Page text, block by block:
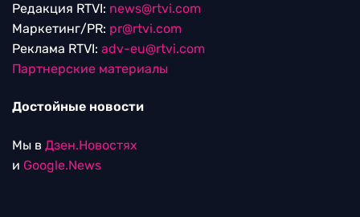
Редакция RTVI: news@rtvi.com
Маркетинг/PR: pr@rtvi.com
Реклама RTVI: adv-eu@rtvi.com
Партнерские материалы
Достойные новости
Мы в Дзен.Новостях
и Google.News